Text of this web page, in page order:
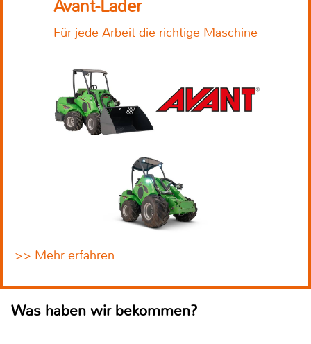
Avant-Lader
Für jede Arbeit die richtige Maschine
>> Mehr erfahren
Was haben wir bekommen?